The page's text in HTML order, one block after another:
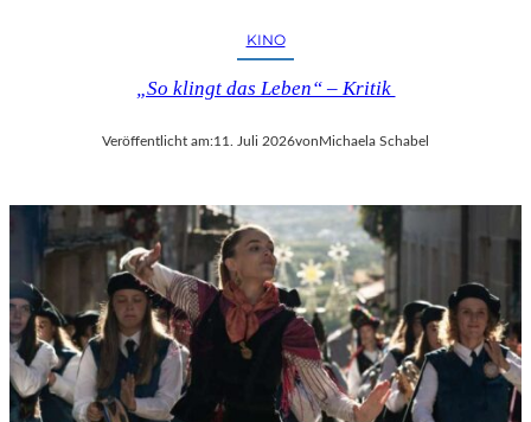
KINO
„So klingt das Leben“ – Kritik
Veröffentlicht am:11. Juli 2026vonMichaela Schabel